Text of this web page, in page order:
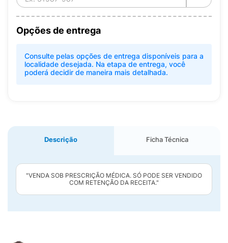
Opções de entrega
Consulte pelas opções de entrega disponíveis para a
localidade desejada. Na etapa de entrega, você
poderá decidir de maneira mais detalhada.
Descrição Ficha Técnica
"VENDA SOB PRESCRIÇÃO MÉDICA. SÓ PODE SER VENDIDO
COM RETENÇÃO DA RECEITA."